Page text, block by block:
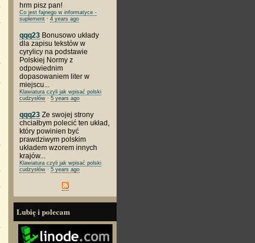
hrmpisz pan!
Co jest fajnego w informatyce -
suplement ·4 years ago
qqq23 Bonusowo układy
dla zapisu tekstów w
cyrylicy na podstawie
Polskiej Normy z
odpowiednim
dopasowaniem liter w
miejscu...
Klawiatura czyli jak wpisać polski
cudzysłów ·5 years ago
qqq23 Ze swojej strony
chciałbym polecić ten układ,
który powinien być
prawdziwym polskim
układem wzorem innych
krajów...
Klawiatura czyli jak wpisać polski
cudzysłów ·5 years ago
Lubię i polecam